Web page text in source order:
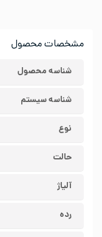
مشخصات محصول
شناسه محصول
شناسه سیستم
نوع
حالت
آلیاژ
رده